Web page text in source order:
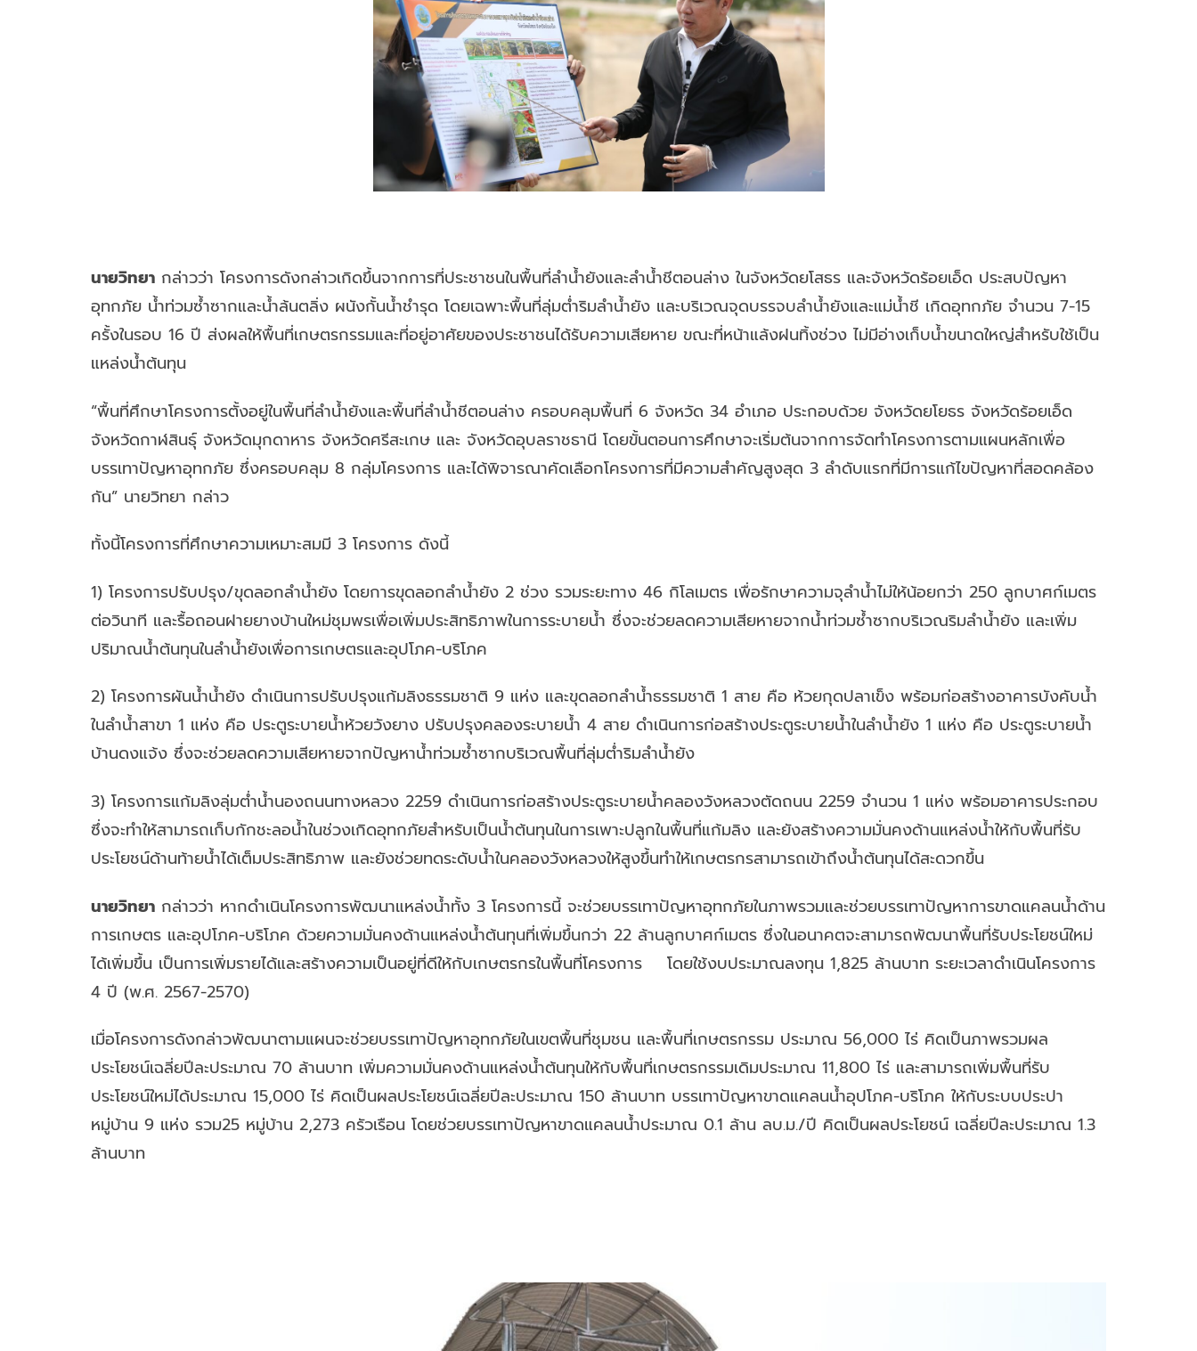
นายวิทยา กล่าวว่า โครงการดังกล่าวเกิดขึ้นจากการที่ประชาชนในพื้นที่ลำน้ำยังและลำน้ำชีตอนล่าง ในจังหวัดยโสธร และจังหวัดร้อยเอ็ด ประสบปัญหา
อุทกภัย น้ำท่วมซ้ำซากและน้ำล้นตลิ่ง ผนังกั้นน้ำชำรุด โดยเฉพาะพื้นที่ลุ่มต่ำริมลำน้ำยัง และบริเวณจุดบรรจบลำน้ำยังและแม่น้ำชี เกิดอุทกภัย จำนวน 7-15
ครั้งในรอบ 16 ปี ส่งผลให้พื้นที่เกษตรกรรมและที่อยู่อาศัยของประชาชนได้รับความเสียหาย ขณะที่หน้าแล้งฝนทิ้งช่วง ไม่มีอ่างเก็บน้ำขนาดใหญ่สำหรับใช้เป็น
แหล่งน้ำต้นทุน
“พื้นที่ศึกษาโครงการตั้งอยู่ในพื้นที่ลำน้ำยังและพื้นที่ลำน้ำชีตอนล่าง ครอบคลุมพื้นที่ 6 จังหวัด 34 อำเภอ ประกอบด้วย จังหวัดยโยธร จังหวัดร้อยเอ็ด
จังหวัดกาฬสินธุ์ จังหวัดมุกดาหาร จังหวัดศรีสะเกษ และ จังหวัดอุบลราชธานี โดยขั้นตอนการศึกษาจะเริ่มต้นจากการจัดทำโครงการตามแผนหลักเพื่อ
บรรเทาปัญหาอุทกภัย ซึ่งครอบคลุม 8 กลุ่มโครงการ และได้พิจารณาคัดเลือกโครงการที่มีความสำคัญสูงสุด 3 ลำดับแรกที่มีการแก้ไขปัญหาที่สอดคล้อง
กัน” นายวิทยา กล่าว
ทั้งนี้โครงการที่ศึกษาความเหมาะสมมี 3 โครงการ ดังนี้
1) โครงการปรับปรุง/ขุดลอกลำน้ำยัง โดยการขุดลอกลำน้ำยัง 2 ช่วง รวมระยะทาง 46 กิโลเมตร เพื่อรักษาความจุลำน้ำไม่ให้น้อยกว่า 250 ลูกบาศก์เมตร
ต่อวินาที และรื้อถอนฝายยางบ้านใหม่ชุมพรเพื่อเพิ่มประสิทธิภาพในการระบายน้ำ ซึ่งจะช่วยลดความเสียหายจากน้ำท่วมซ้ำซากบริเวณริมลำน้ำยัง และเพิ่ม
ปริมาณน้ำต้นทุนในลำน้ำยังเพื่อการเกษตรและอุปโภค-บริโภค
2) โครงการผันน้ำน้ำยัง ดำเนินการปรับปรุงแก้มลิงธรรมชาติ 9 แห่ง และขุดลอกลำน้ำธรรมชาติ 1 สาย คือ ห้วยกุดปลาเข็ง พร้อมก่อสร้างอาคารบังคับน้ำ
ในลำน้ำสาขา 1 แห่ง คือ ประตูระบายน้ำห้วยวังยาง ปรับปรุงคลองระบายน้ำ 4 สาย ดำเนินการก่อสร้างประตูระบายน้ำในลำน้ำยัง 1 แห่ง คือ ประตูระบายน้ำ
บ้านดงแจ้ง ซึ่งจะช่วยลดความเสียหายจากปัญหาน้ำท่วมซ้ำซากบริเวณพื้นที่ลุ่มต่ำริมลำน้ำยัง
3) โครงการแก้มลิงลุ่มต่ำน้ำนองถนนทางหลวง 2259 ดำเนินการก่อสร้างประตูระบายน้ำคลองวังหลวงตัดถนน 2259 จำนวน 1 แห่ง พร้อมอาคารประกอบ
ซึ่งจะทำให้สามารถเก็บกักชะลอน้ำในช่วงเกิดอุทกภัยสำหรับเป็นน้ำต้นทุนในการเพาะปลูกในพื้นที่แก้มลิง และยังสร้างความมั่นคงด้านแหล่งน้ำให้กับพื้นที่รับ
ประโยชน์ด้านท้ายน้ำได้เต็มประสิทธิภาพ และยังช่วยทดระดับน้ำในคลองวังหลวงให้สูงขึ้นทำให้เกษตรกรสามารถเข้าถึงน้ำต้นทุนได้สะดวกขึ้น
นายวิทยา กล่าวว่า หากดำเนินโครงการพัฒนาแหล่งน้ำทั้ง 3 โครงการนี้ จะช่วยบรรเทาปัญหาอุทกภัยในภาพรวมและช่วยบรรเทาปัญหาการขาดแคลนน้ำด้าน
การเกษตร และอุปโภค-บริโภค ด้วยความมั่นคงด้านแหล่งน้ำต้นทุนที่เพิ่มขึ้นกว่า 22 ล้านลูกบาศก์เมตร ซึ่งในอนาคตจะสามารถพัฒนาพื้นที่รับประโยชน์ใหม่
ได้เพิ่มขึ้น เป็นการเพิ่มรายได้และสร้างความเป็นอยู่ที่ดีให้กับเกษตรกรในพื้นที่โครงการ โดยใช้งบประมาณลงทุน 1,825 ล้านบาท ระยะเวลาดำเนินโครงการ
4 ปี (พ.ศ. 2567-2570)
เมื่อโครงการดังกล่าวพัฒนาตามแผนจะช่วยบรรเทาปัญหาอุทกภัยในเขตพื้นที่ชุมชน และพื้นที่เกษตรกรรม ประมาณ 56,000 ไร่ คิดเป็นภาพรวมผล
ประโยชน์เฉลี่ยปีละประมาณ 70 ล้านบาท เพิ่มความมั่นคงด้านแหล่งน้ำต้นทุนให้กับพื้นที่เกษตรกรรมเดิมประมาณ 11,800 ไร่ และสามารถเพิ่มพื้นที่รับ
ประโยชน์ใหม่ได้ประมาณ 15,000 ไร่ คิดเป็นผลประโยชน์เฉลี่ยปีละประมาณ 150 ล้านบาท บรรเทาปัญหาขาดแคลนน้ำอุปโภค-บริโภค ให้กับระบบประปา
หมู่บ้าน 9 แห่ง รวม25 หมู่บ้าน 2,273 ครัวเรือน โดยช่วยบรรเทาปัญหาขาดแคลนน้ำประมาณ 0.1 ล้าน ลบ.ม./ปี คิดเป็นผลประโยชน์ เฉลี่ยปีละประมาณ 1.3
ล้านบาท